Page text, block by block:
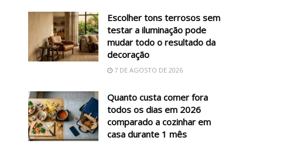
Escolher tons terrosos sem
testar a iluminação pode
mudar todo o resultado da
decoração
7 DE AGOSTO DE 2026
Quanto custa comer fora
todos os dias em 2026
comparado a cozinhar em
casa durante 1 mês